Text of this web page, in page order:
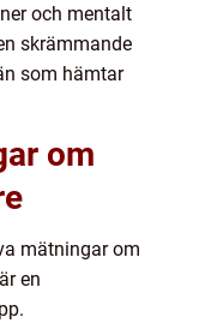
och mentalt
skrämmande
som hämtar
om
mätningar om
en